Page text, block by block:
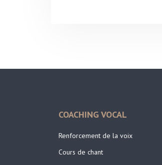
COACHING VOCAL
Renforcement de la voix
Cours de chant